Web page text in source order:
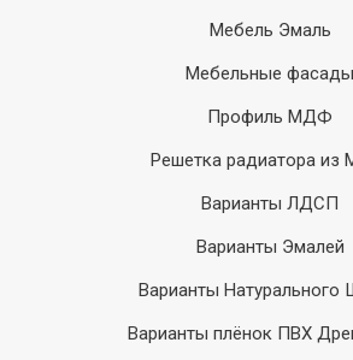
Мебель Эмаль
Мебельные фасады
Профиль МДФ
Решетка радиатора
Варианты ЛДСП
Варианты Эмалей
Варианты Натурального
Варианты плёнок ПВХ